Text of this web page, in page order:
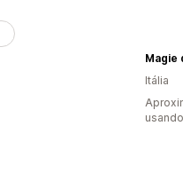
Magie
Itália